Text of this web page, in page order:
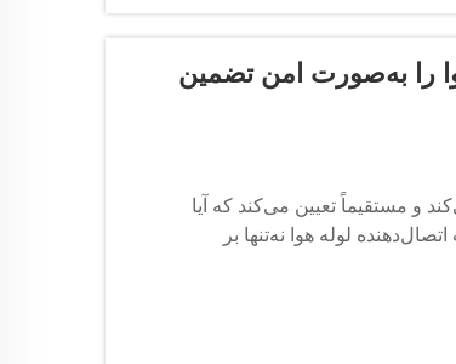
را به‌صورت امن تضمین
و مستقیماً تعیین می‌کند که آیا
لوله هوا نه‌تنها بر